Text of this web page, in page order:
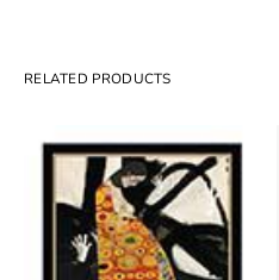
RELATED PRODUCTS